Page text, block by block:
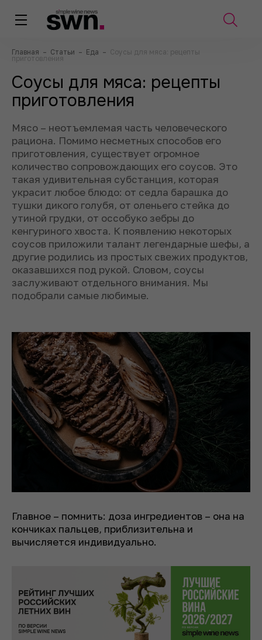
Главная – Статьи – Еда – Соусы для мяса: рецепты
приготовления
Соусы для мяса: рецепты
приготовления
Мясо – неотъемлемая часть человеческого
рациона. Помимо несметных способов его
приготовления, существует огромное
количество сопровождающих его соусов. Это
такая удивительная субстанция, которая
украсит любое блюдо: от седла барашка до
тушки дикого голубя, от оленьего стейка до
утиной грудки, от оссобуко зебры до
кенгуриного хвоста. К появлению некоторых
соусов приложили талант легендарные шефы, а
другие родились из простых свежих продуктов,
оказавшихся под рукой. Словом, соусы
заслуживают отдельного внимания. Мы
подобрали самые любимые.
Главное – помнить: доза ингредиентов – она на
кончиках пальцев, приблизительна и
вычисляется индивидуально.